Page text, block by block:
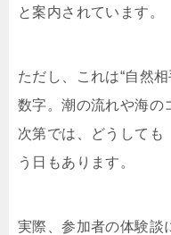
と案内されています。
ただし、これは“自然
数字。潮の流れや海の
次第では、どうしても
う日もあります。
実際、参加者の体験談